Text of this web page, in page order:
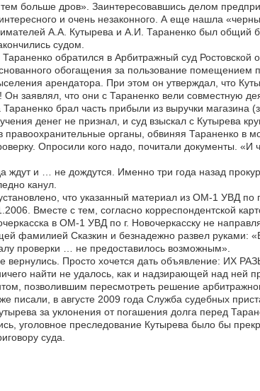
больше дров». Заинтересовавшись делом
и очень незаконного. А еще нашла
А.А. Кутырева и А.И. Тараненко был общий
судом.
обратился в Арбитражный суд Ростовской
обогащения за пользование помещением
арендатора. При этом он утверждал, что
заявлял, что они с Тараненко вели совместную
брал часть прибыли из выручки
денег не признал, и суд взыскал с Кутырева
правоохранительные органы, обвиняя Тараненко в
Опросили кого надо, почитали документы.
ждут и … не дождутся. Именно три года назад
канул.
что указанный материал из ОМ-1 УВД по
Вместе с тем, согласно корреспондентской
в ОМ-1 УВД по г. Новочеркасску не
фамилией Сказкин и безнадежно развел руками:
проверки … не предоставилось возможным».
вернулись. Просто хочется дать объявление: ИХ
найти не удалось, как и надзирающей над ней
позволившим пересмотреть решение
писали, в августе 2009 года Служба судебных
за уклонения от погашения долга перед
уголовное преследование Кутырева было бы
суда.